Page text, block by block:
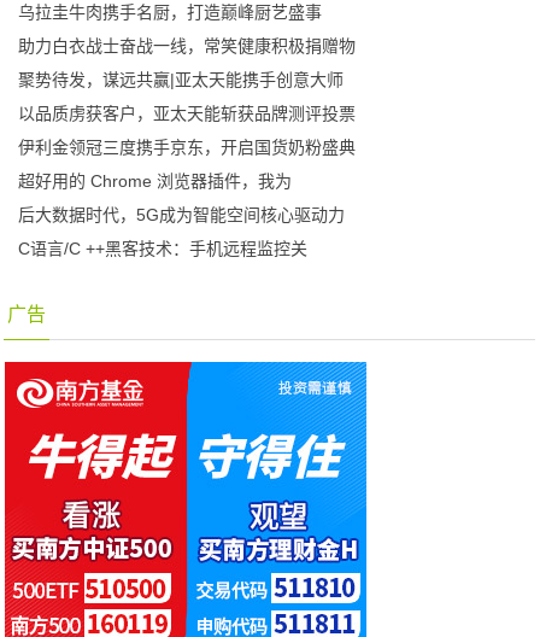
乌拉圭牛肉携手名厨，打造巅峰厨艺盛事
助力白衣战士奋战一线，常笑健康积极捐赠物
聚势待发，谋远共赢|亚太天能携手创意大师
以品质虏获客户，亚太天能斩获品牌测评投票
伊利金领冠三度携手京东，开启国货奶粉盛典
超好用的 Chrome 浏览器插件，我为
后大数据时代，5G成为智能空间核心驱动力
C语言/C ++黑客技术：手机远程监控关
广告